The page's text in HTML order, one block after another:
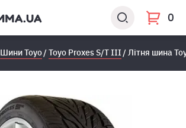
0
Шини Toyo Toyo Proxes S/T III Літня шина